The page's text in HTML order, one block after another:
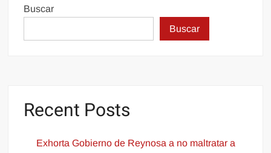
Buscar
Buscar
Recent Posts
Exhorta Gobierno de Reynosa a no maltratar a